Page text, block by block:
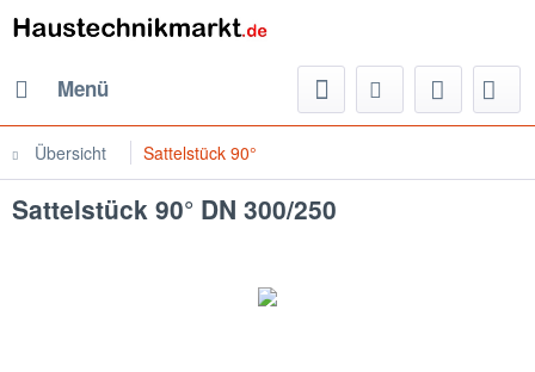
Menü
Übersicht Sattelstück 90°
Sattelstück 90° DN 300/250